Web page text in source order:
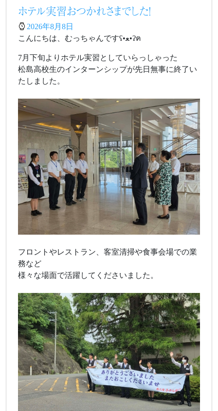
ホテル実習おつかれさまでした！
2026年8月8日
こんにちは、むっちゃんですʕ•ﻌ•ʔฅ
7月下旬よりホテル実習としていらっしゃった
松島高校生のインターンシップが先日無事に終了い
たしました。
フロントやレストラン、客室清掃や食事会場での業
務など
様々な場面で活躍してくださいました。